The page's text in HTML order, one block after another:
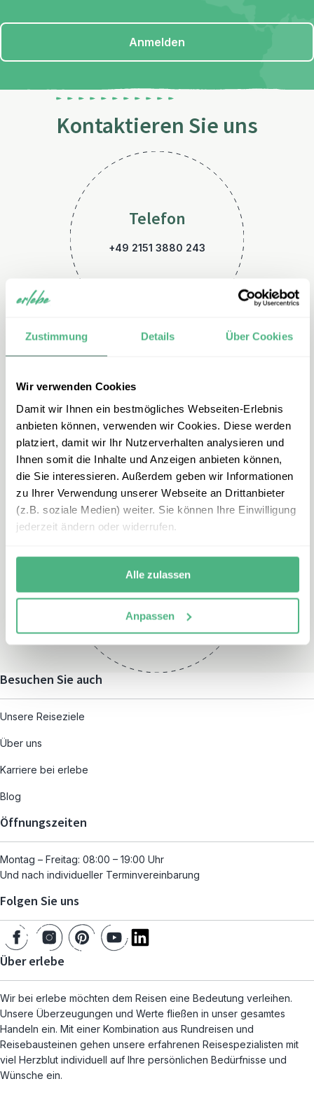
Zustimmung Details Über Cookies
Wir verwenden Cookies
Damit wir Ihnen ein bestmögliches Webseiten-Erlebnis
anbieten können, verwenden wir Cookies. Diese werden
platziert, damit wir Ihr Nutzerverhalten analysieren und
Ihnen somit die Inhalte und Anzeigen anbieten können,
die Sie interessieren. Außerdem geben wir Informationen
zu Ihrer Verwendung unserer Webseite an Drittanbieter
(z.B. soziale Medien) weiter. Sie können Ihre Einwilligung
jederzeit ändern oder widerrufen.
Alle zulassen
Anpassen
Anmelden
Kontaktieren Sie uns
Telefon
+49 2151 3880 243
E-Mail
sizilien@erlebe.de
Montag – Freitag:
und nach individueller
Terminvereinbarung
Besuchen Sie auch
Unsere Reiseziele
Über uns
Karriere bei erlebe
Blog
Öffnungszeiten
Montag – Freitag: 08:00 – 19:00 Uhr
Und nach individueller Terminvereinbarung
Folgen Sie uns
Über erlebe
Wir bei erlebe möchten dem Reisen eine Bedeutung verleihen.
Unsere Überzeugungen und Werte fließen in unser gesamtes
Handeln ein. Mit einer Kombination aus Rundreisen und
Reisebausteinen gehen unsere erfahrenen Reisespezialisten mit
viel Herzblut individuell auf Ihre persönlichen Bedürfnisse und
Wünsche ein.